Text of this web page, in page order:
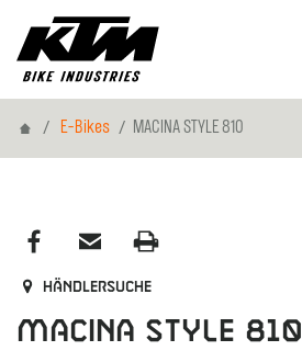
HomeE-Bikes MACINA STYLE 810
Händlersuche
MACINA STYLE 810